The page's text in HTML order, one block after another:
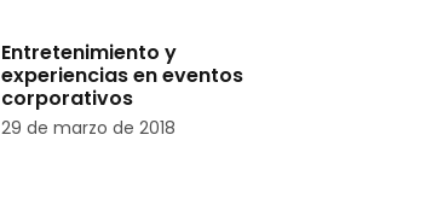
Entretenimiento y
experiencias en eventos
corporativos
29 de marzo de 2018